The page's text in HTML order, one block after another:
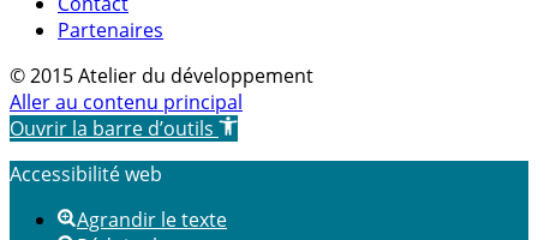
Partenaires
© 2015 Atelier du développement
Aller au contenu principal
Ouvrir la barre d’outils
Accessibilité web
Agrandir le texte